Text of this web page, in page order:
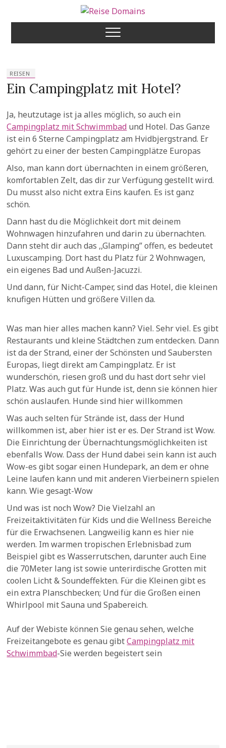
Reise Domains
REISEN
Ein Campingplatz mit Hotel?
Ja, heutzutage ist ja alles möglich, so auch ein
Campingplatz mit Schwimmbad und Hotel. Das Ganze
ist ein 6 Sterne Campingplatz am Hvidbjergstrand. Er
gehört zu einer der besten Campingplätze Europas
Also, man kann dort übernachten in einem größeren,
komfortablen Zelt, das dir zur Verfügung gestellt wird.
Du musst also nicht extra Eins kaufen. Es ist ganz
schön.
Dann hast du die Möglichkeit dort mit deinem
Wohnwagen hinzufahren und darin zu übernachten.
Dann steht dir auch das ,,Glamping” offen, es bedeutet
Luxuscamping. Dort hast du Platz für 2 Wohnwagen,
ein eigenes Bad und Außen-Jacuzzi.
Und dann, für Nicht-Camper, sind das Hotel, die kleinen
knufigen Hütten und größere Villen da.
Was man hier alles machen kann? Viel. Sehr viel. Es gibt
Restaurants und kleine Städtchen zum entdecken. Dann
ist da der Strand, einer der Schönsten und Saubersten
Europas, liegt direkt am Campingplatz. Er ist
wunderschön, riesen groß und du hast dort sehr viel
Platz. Was auch gut für Hunde ist, denn sie können hier
schön auslaufen. Hunde sind hier willkommen
Was auch selten für Strände ist, dass der Hund
willkommen ist, aber hier ist er es. Der Strand ist Wow.
Die Einrichtung der Übernachtungsmöglichkeiten ist
ebenfalls Wow. Dass der Hund dabei sein kann ist auch
Wow-es gibt sogar einen Hundepark, an dem er ohne
Leine laufen kann und mit anderen Vierbeinern spielen
kann. Wie gesagt-Wow
Und was ist noch Wow? Die Vielzahl an
Freizeitaktivitäten für Kids und die Wellness Bereiche
für die Erwachsenen. Langweilig kann es hier nie
werden. Im warmen tropischen Erlebnisbad zum
Beispiel gibt es Wasserrutschen, darunter auch Eine
die 70Meter lang ist sowie unterirdische Grotten mit
coolen Licht & Soundeffekten. Für die Kleinen gibt es
ein extra Planschbecken; Und für die Großen einen
Whirlpool mit Sauna und Spabereich.
Auf der Webiste können Sie genau sehen, welche
Freizeitangebote es genau gibtCampingplatz mit
Schwimmbad-Sie werden begeistert sein